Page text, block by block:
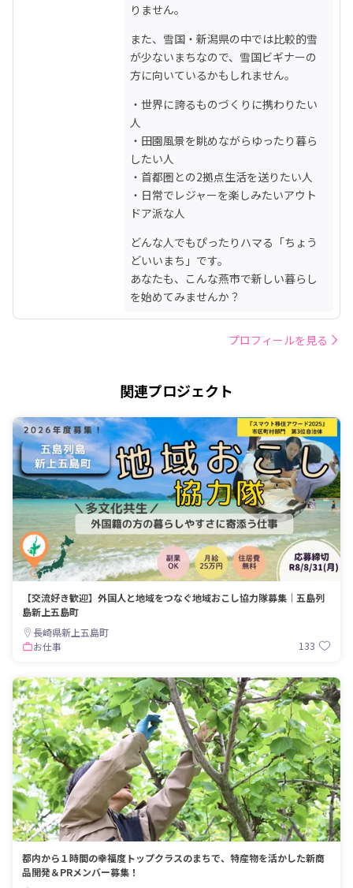
りません。
また、雪国・新潟県の中では比較的雪
が少ないまちなので、雪国ビギナーの
方に向いているかもしれません。
・世界に誇るものづくりに携わりたい
人
・田園風景を眺めながらゆったり暮ら
したい人
・首都圏との2拠点生活を送りたい人
・日常でレジャーを楽しみたいアウト
ドア派な人
どんな人でもぴったりハマる「ちょう
どいいまち」です。
あなたも、こんな燕市で新しい暮らし
を始めてみませんか？
プロフィールを見る
関連プロジェクト
【交流好き歓迎】外国人と地域をつなぐ地域おこし協力隊募集｜五島列
島新上五島町
長崎県新上五島町
お仕事
133
都内から１時間の幸福度トップクラスのまちで、特産物を活かした新商
品開発＆PRメンバー募集！